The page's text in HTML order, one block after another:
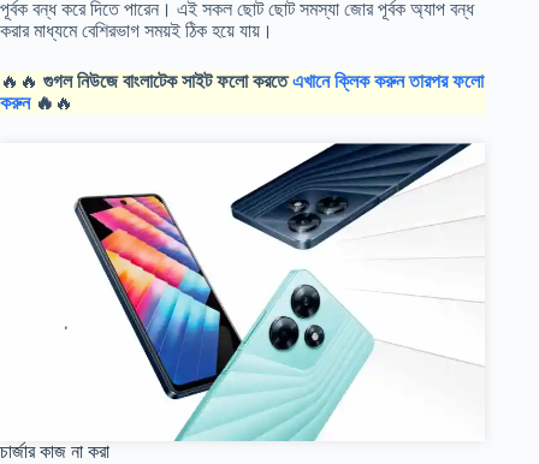
পূর্বক বন্ধ করে দিতে পারেন। এই সকল ছোট ছোট সমস্যা জোর পূর্বক অ্যাপ বন্ধ
করার মাধ্যমে বেশিরভাগ সময়ই ঠিক হয়ে যায়।
🔥🔥 গুগল নিউজে বাংলাটেক সাইট ফলো করতেএখানে ক্লিক করুন তারপর ফলো
করুন🔥 🔥
চার্জার কাজ না করা